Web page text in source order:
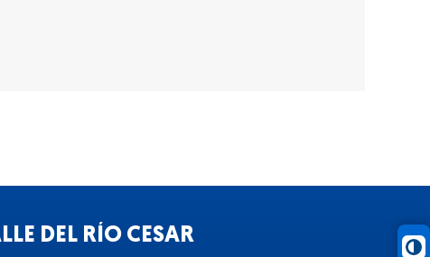
DEL RÍO CESAR